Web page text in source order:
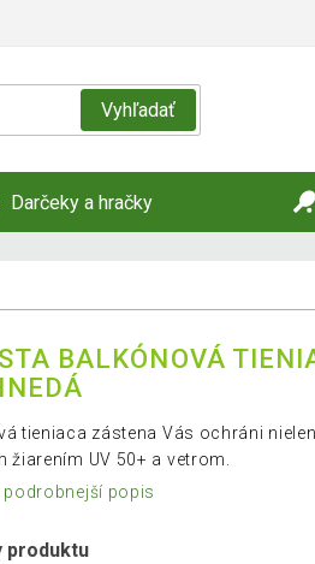
Vyhľadať
Darčeky a hračky
BALKÓNOVÁ
tieniaca zástena Vás ochráni
žiarením UV 50+ a vetrom.
popis
produktu